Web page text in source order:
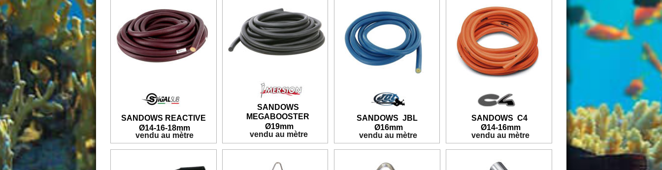
SANDOWS REACTIVE
Ø14-16-18mm
vendu au mètre
SANDOWS  JBL
Ø16mm
vendu au mètre
SANDOWS
MEGABOOSTER
Ø19mm
vendu au mètre
SANDOWS  C4
Ø14-16mm
vendu au mètre